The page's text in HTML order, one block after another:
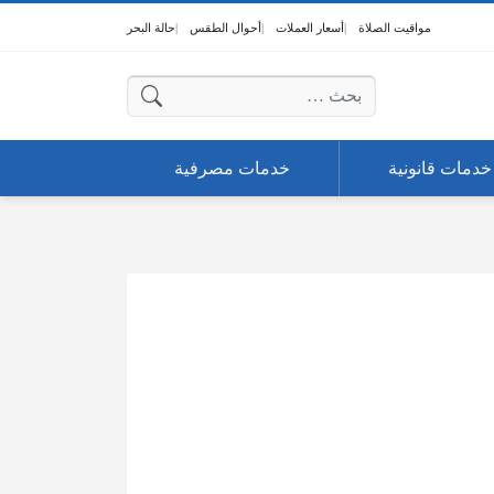
مواقيت الصلاة أسعار العملات أحوال الطقس حالة البحر
البحث عن:
خدمات قانونية خدمات مصرفية